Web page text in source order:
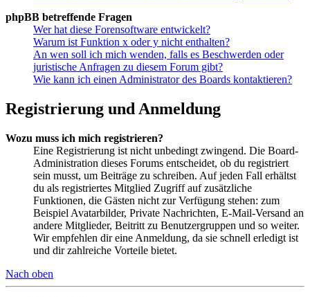
phpBB betreffende Fragen
Wer hat diese Forensoftware entwickelt?
Warum ist Funktion x oder y nicht enthalten?
An wen soll ich mich wenden, falls es Beschwerden oder
juristische Anfragen zu diesem Forum gibt?
Wie kann ich einen Administrator des Boards kontaktieren?
Registrierung und Anmeldung
Wozu muss ich mich registrieren?
Eine Registrierung ist nicht unbedingt zwingend. Die Board-
Administration dieses Forums entscheidet, ob du registriert
sein musst, um Beiträge zu schreiben. Auf jeden Fall erhältst
du als registriertes Mitglied Zugriff auf zusätzliche
Funktionen, die Gästen nicht zur Verfügung stehen: zum
Beispiel Avatarbilder, Private Nachrichten, E-Mail-Versand an
andere Mitglieder, Beitritt zu Benutzergruppen und so weiter.
Wir empfehlen dir eine Anmeldung, da sie schnell erledigt ist
und dir zahlreiche Vorteile bietet.
Nach oben